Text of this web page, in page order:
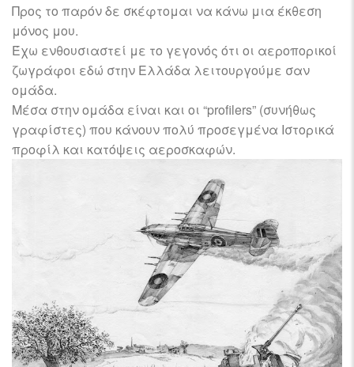
Προς το παρόν δε σκέφτομαι να κάνω μια έκθεση
μόνος μου.
Έχω ενθουσιαστεί με το γεγονός ότι οι αεροπορικοί
ζωγράφοι εδώ στην Ελλάδα λειτουργούμε σαν
ομάδα.
Μέσα στην ομάδα είναι και οι “profilers” (συνήθως
γραφίστες) που κάνουν πολύ προσεγμένα Ιστορικά
προφίλ και κατόψεις αεροσκαφών.